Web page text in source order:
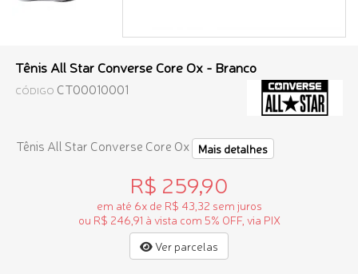
Tênis All Star Converse Core Ox - Branco
CÓDIGO CT00010001
Tênis All Star Converse Core Ox Mais detalhes
R$ 259,90
em até 6x de R$ 43,32 sem juros
ou R$ 246,91 à vista com 5% OFF, via PIX
Ver parcelas